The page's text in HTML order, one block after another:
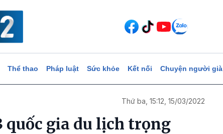
Thể thao Pháp luật Sức khỏe Kết nối Chuyện người già
Thứ ba, 15:12, 15/03/2022
quốc gia du lịch trọng